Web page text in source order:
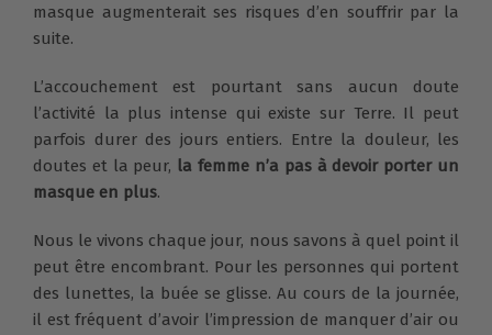
masque augmenterait ses risques d’en souffrir par la
suite.
L’accouchement est pourtant sans aucun doute
l’activité la plus intense qui existe sur Terre. Il peut
parfois durer des jours entiers. Entre la douleur, les
doutes et la peur, la femme n’a pas à devoir porter un
masque en plus.
Nous le vivons chaque jour, nous savons à quel point il
peut être encombrant. Pour les personnes qui portent
des lunettes, la buée se glisse. Au cours de la journée,
il est fréquent d’avoir l’impression de manquer d’air ou